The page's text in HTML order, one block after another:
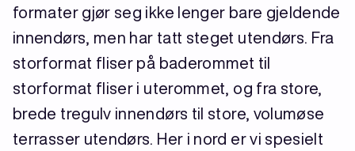
formater gjør seg ikke lenger bare gjeldende
innendørs, men har tatt steget utendørs. Fra
storformat fliser på baderommet til
storformat fliser i uterommet, og fra store,
brede tregulv innendørs til store, volumøse
terrasser utendørs. Her i nord er vi spesielt